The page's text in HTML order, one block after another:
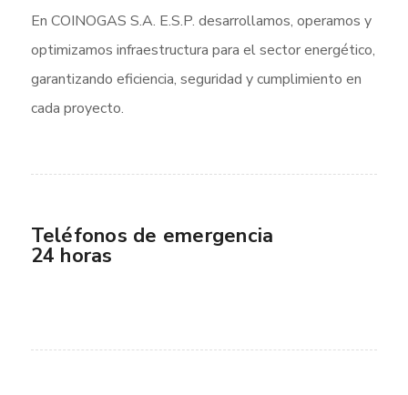
En COINOGAS S.A. E.S.P. desarrollamos, operamos y
optimizamos infraestructura para el sector energético,
garantizando eficiencia, seguridad y cumplimiento en
cada proyecto.
Teléfonos de emergencia
24 horas